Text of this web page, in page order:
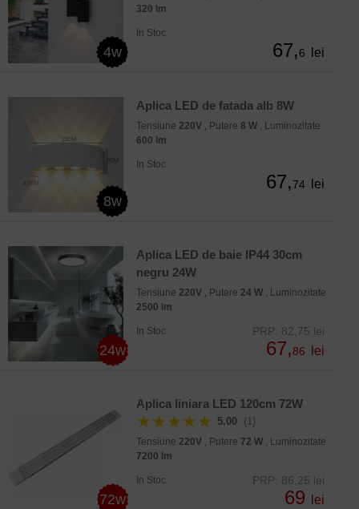
4w
320 lm
In Stoc
67,6 lei
8w
Aplica LED de fatada alb 8W
Tensiune 220V , Putere 8 W , Luminozitate
600 lm
In Stoc
67,74 lei
24w
Aplica LED de baie IP44 30cm
negru 24W
Tensiune 220V , Putere 24 W , Luminozitate
2500 lm
In Stoc PRP: 82,75 lei
67,86 lei
72w
Aplica liniara LED 120cm 72W
★★★★★ 5.00 (1)
Tensiune 220V , Putere 72 W , Luminozitate
7200 lm
In Stoc PRP: 86,25 lei
69 lei